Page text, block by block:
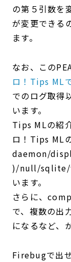
の第５引数を
が変更できる
ます。
なお、この
ロ！Tips ML
でのログ取得
います。
Tips MLの紹
ロ！Tips ML
daemon/
)/null/sqlite/
います。
さらに、
で、複数の出
になるなど、
Firebugで出